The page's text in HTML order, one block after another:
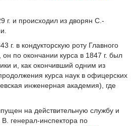
г. и происходил из дворян С.-
г. в кондукторскую роту Главного
по окончании курса в 1847 г. был
и, как окончивший одним из
курса наук в офицерских
инженерная академия), где
на действительную службу и
генерал-инспектора по